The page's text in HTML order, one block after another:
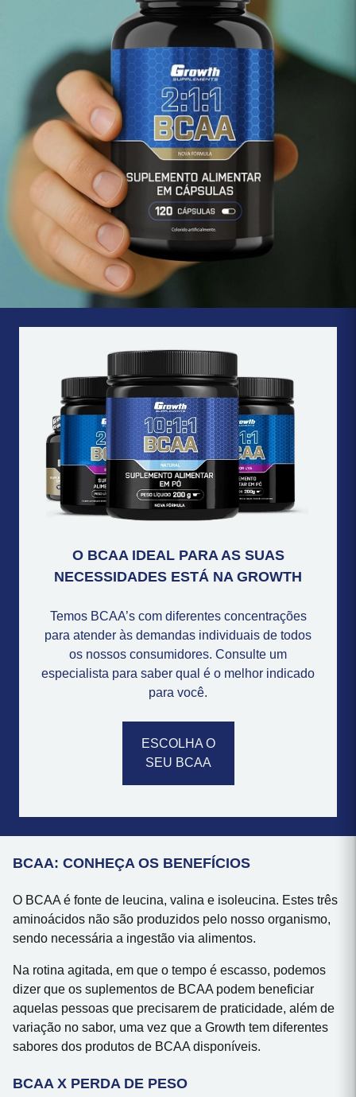
O BCAA IDEAL PARA AS SUAS
NECESSIDADES ESTÁ NA GROWTH
Temos BCAA’s com diferentes concentrações
para atender às demandas individuais de todos
os nossos consumidores. Consulte um
especialista para saber qual é o melhor indicado
para você.
ESCOLHA O
SEU BCAA
BCAA: CONHEÇA OS BENEFÍCIOS
O BCAA é fonte de leucina, valina e isoleucina. Estes três
aminoácidos não são produzidos pelo nosso organismo,
sendo necessária a ingestão via alimentos.
Na rotina agitada, em que o tempo é escasso, podemos
dizer que os suplementos de BCAA podem beneficiar
aquelas pessoas que precisarem de praticidade, além de
variação no sabor, uma vez que a Growth tem diferentes
sabores dos produtos de BCAA disponíveis.
BCAA X PERDA DE PESO